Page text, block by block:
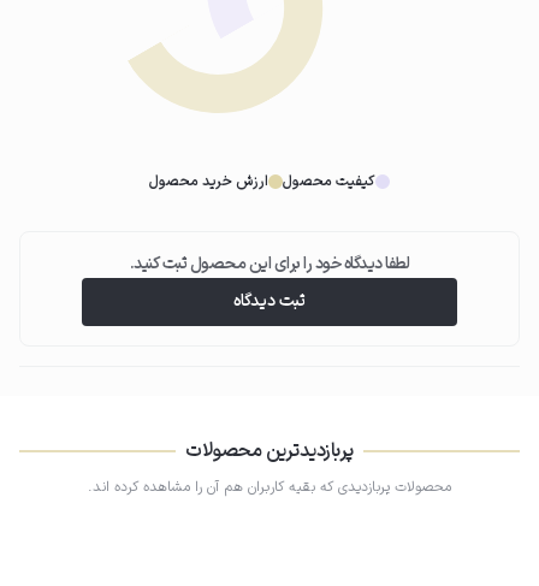
ماساژ و جذب
کیفیت محصول ارزش خرید محصول
لطفا دیدگاه خود را برای این محصول ثبت کنید.
ثبت دیدگاه
پربازدیدترین محصولات
محصولات پربازدیدی که بقیه کاربران هم آن را مشاهده کرده اند.